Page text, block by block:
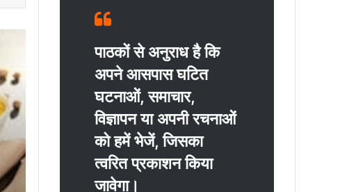
पाठकों से अनुराध है कि
अपने आसपास घटित
घटनाओं, समाचार,
विज्ञापन या अपनी रचनाओं
को हमें भेजें, जिसका
त्‍वरित प्रकाशन किया
जावेगा।